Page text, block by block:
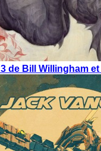
de Bill Willingham